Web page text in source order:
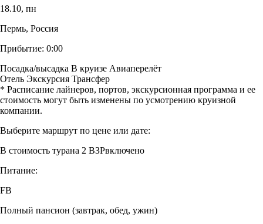
18.10, пн
Пермь, Россия
Прибытие: 0:00
Посадка/высадка В круизе Авиаперелёт
Отель Экскурсия Трансфер
* Расписание лайнеров, портов, экскурсионная программа и ее
стоимость могут быть изменены по усмотрению круизной
компании.
Выберите маршрут по цене или дате:
В стоимость турана 2 ВЗРвключено
Питание:
FB
Полный пансион (завтрак, обед, ужин)